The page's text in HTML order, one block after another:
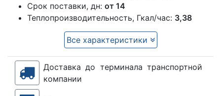
Срок поставки, дн: от 14
Теплопроизводительность, Гкал/час: 3,38
Все характеристики
Доставка до терминала транспортной
компании